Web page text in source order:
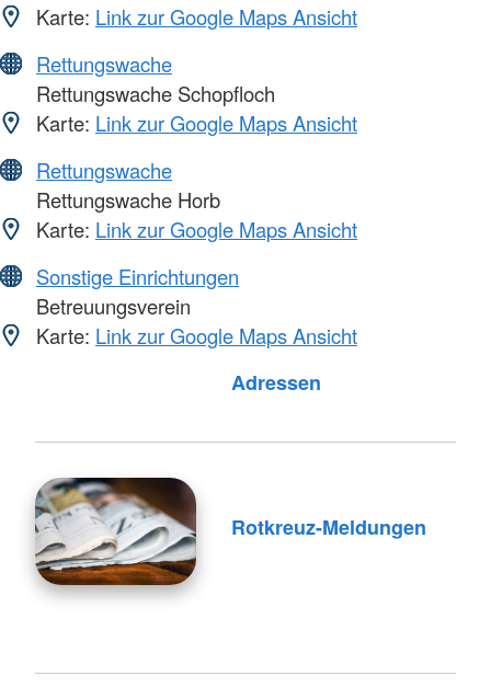
Karte: Link zur Google Maps Ansicht
Rettungswache
Rettungswache Schopfloch
Karte: Link zur Google Maps Ansicht
Rettungswache
Rettungswache Horb
Karte: Link zur Google Maps Ansicht
Sonstige Einrichtungen
Betreuungsverein
Karte: Link zur Google Maps Ansicht
Adressen
Rotkreuz-Meldungen